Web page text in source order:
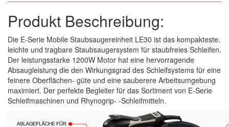
(3)
Prevost
(3)
Proma
(21)
Sia
(3)
Spectral
(5)
StarChem
(1)
Sundstrom
Produkt Beschreibung:
Die E-Serie Mobile Staubsaugereinheit LE30 ist das kompakteste,
leichte und tragbare Staubsaugersystem für staubfreies Schleifen.
Der leistungsstarke 1200W Motor hat eine hervorragende
Absaugleistung die den Wirkungsgrad des Schleifsystems für eine
feinere Oberflächen- güte und eine sauberere Arbeitsumgebung
maximiert. Der perfekte Begleiter für das Sortiment von E-Serie
Schleifmaschinen und Rhynogrip- -Schleifmitteln.